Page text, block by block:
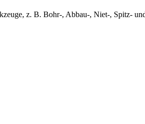
z. B. Bohr-, Abbau-, Niet-, Spitz-